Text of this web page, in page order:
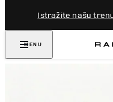
Istražite našu
MENU